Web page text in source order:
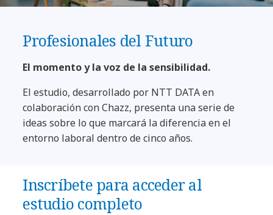
Profesionales del Futuro
El momento y la voz de la sensibilidad.
El estudio, desarrollado por NTT DATA en
colaboración con Chazz, presenta una serie de
ideas sobre lo que marcará la diferencia en el
entorno laboral dentro de cinco años.
Inscríbete para acceder al
estudio completo